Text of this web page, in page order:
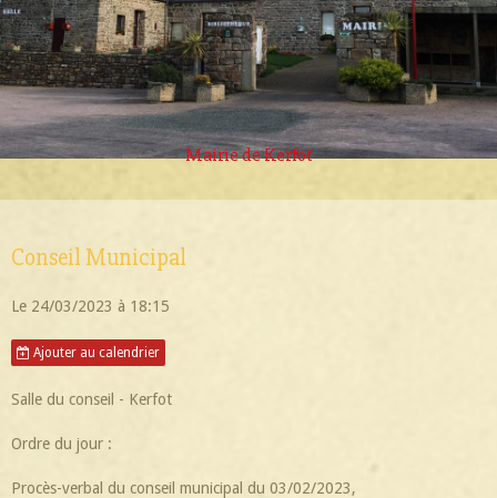
Mairie de Kerfot
Conseil Municipal
Le 24/03/2023 à 18:15
Ajouter au calendrier
Salle du conseil - Kerfot
Ordre du jour :
Procès-verbal du conseil municipal du 03/02/2023,